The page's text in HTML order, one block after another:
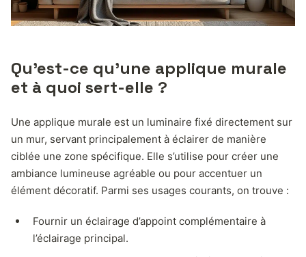
Qu’est-ce qu’une applique murale
et à quoi sert-elle ?
Une applique murale est un luminaire fixé directement sur
un mur, servant principalement à éclairer de manière
ciblée une zone spécifique. Elle s’utilise pour créer une
ambiance lumineuse agréable ou pour accentuer un
élément décoratif. Parmi ses usages courants, on trouve :
Fournir un éclairage d’appoint complémentaire à
l’éclairage principal.